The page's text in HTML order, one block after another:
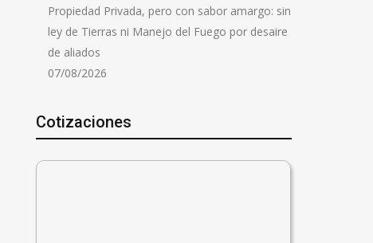
Propiedad Privada, pero con sabor amargo: sin
ley de Tierras ni Manejo del Fuego por desaire
de aliados
07/08/2026
Cotizaciones